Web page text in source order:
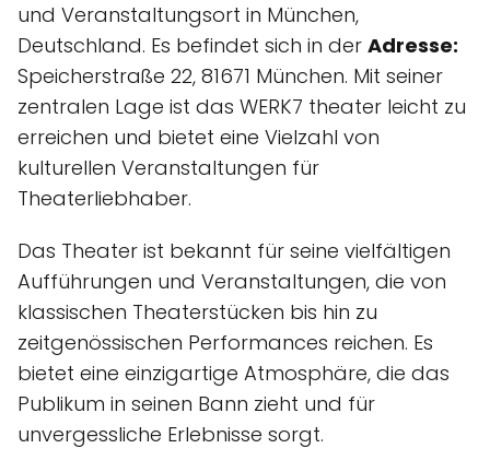
und Veranstaltungsort in München,
Deutschland. Es befindet sich in der Adresse:
Speicherstraße 22, 81671 München. Mit seiner
zentralen Lage ist das WERK7 theater leicht zu
erreichen und bietet eine Vielzahl von
kulturellen Veranstaltungen für
Theaterliebhaber.
Das Theater ist bekannt für seine vielfältigen
Aufführungen und Veranstaltungen, die von
klassischen Theaterstücken bis hin zu
zeitgenössischen Performances reichen. Es
bietet eine einzigartige Atmosphäre, die das
Publikum in seinen Bann zieht und für
unvergessliche Erlebnisse sorgt.